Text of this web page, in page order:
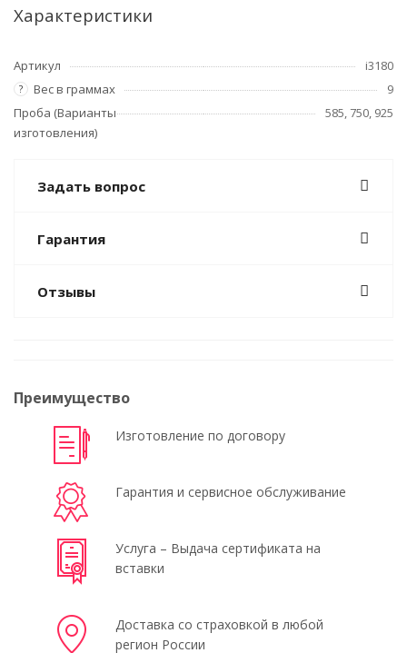
Характеристики
Артикул i3180
? Вес в граммах
9
Проба (Варианты
изготовления)
585, 750, 925
Задать вопрос
Гарантия
Отзывы
Преимущество
Изготовление по договору
Гарантия и сервисное обслуживание
Услуга – Выдача сертификата на
вставки
Доставка со страховкой в любой
регион России